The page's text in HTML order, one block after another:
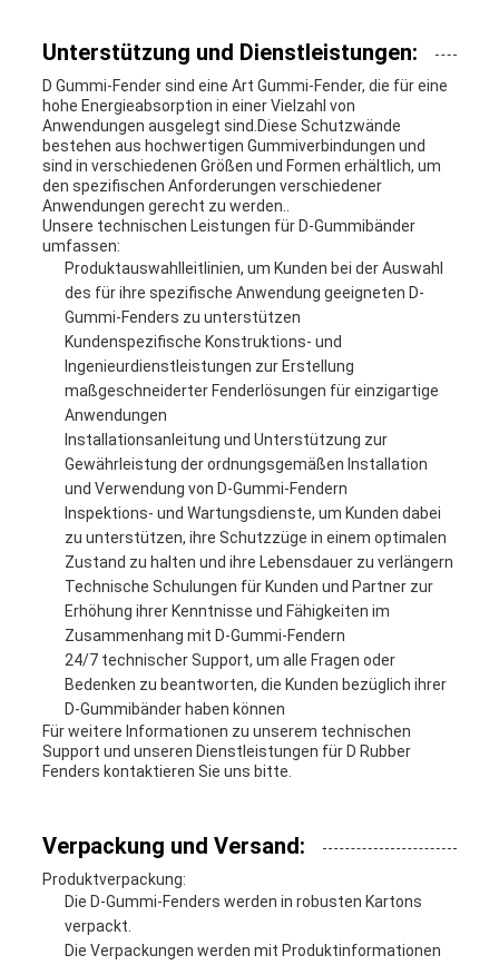
Unterstützung und Dienstleistungen:
D Gummi-Fender sind eine Art Gummi-Fender, die für eine
hohe Energieabsorption in einer Vielzahl von
Anwendungen ausgelegt sind.Diese Schutzwände
bestehen aus hochwertigen Gummiverbindungen und
sind in verschiedenen Größen und Formen erhältlich, um
den spezifischen Anforderungen verschiedener
Anwendungen gerecht zu werden..
Unsere technischen Leistungen für D-Gummibänder
umfassen:
Produktauswahlleitlinien, um Kunden bei der Auswahl
des für ihre spezifische Anwendung geeigneten D-
Gummi-Fenders zu unterstützen
Kundenspezifische Konstruktions- und
Ingenieurdienstleistungen zur Erstellung
maßgeschneiderter Fenderlösungen für einzigartige
Anwendungen
Installationsanleitung und Unterstützung zur
Gewährleistung der ordnungsgemäßen Installation
und Verwendung von D-Gummi-Fendern
Inspektions- und Wartungsdienste, um Kunden dabei
zu unterstützen, ihre Schutzzüge in einem optimalen
Zustand zu halten und ihre Lebensdauer zu verlängern
Technische Schulungen für Kunden und Partner zur
Erhöhung ihrer Kenntnisse und Fähigkeiten im
Zusammenhang mit D-Gummi-Fendern
24/7 technischer Support, um alle Fragen oder
Bedenken zu beantworten, die Kunden bezüglich ihrer
D-Gummibänder haben können
Für weitere Informationen zu unserem technischen
Support und unseren Dienstleistungen für D Rubber
Fenders kontaktieren Sie uns bitte.
Verpackung und Versand:
Produktverpackung:
Die D-Gummi-Fenders werden in robusten Kartons
verpackt.
Die Verpackungen werden mit Produktinformationen